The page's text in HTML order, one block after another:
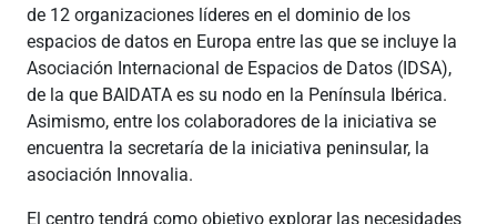
de 12 organizaciones líderes en el dominio de los
espacios de datos en Europa entre las que se incluye la
Asociación Internacional de Espacios de Datos (IDSA),
de la que BAIDATA es su nodo en la Península Ibérica.
Asimismo, entre los colaboradores de la iniciativa se
encuentra la secretaría de la iniciativa peninsular, la
asociación Innovalia.
El centro tendrá como objetivo explorar las necesidades